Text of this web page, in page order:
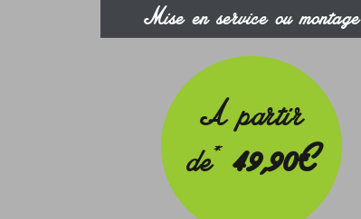
Mise en service ou montage
A partir
de* 49,90€